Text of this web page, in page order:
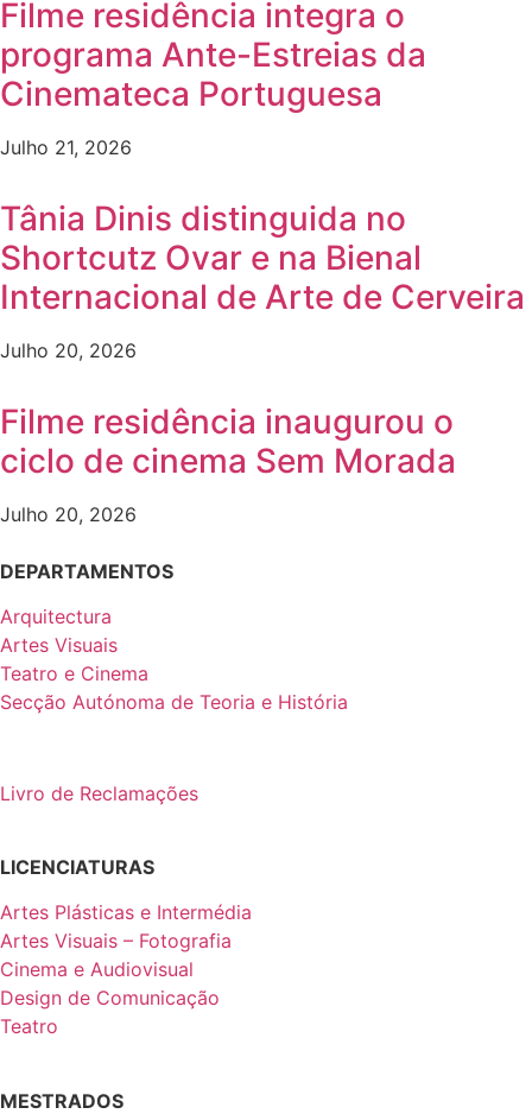
Filme residência integra o
programa Ante-Estreias da
Cinemateca Portuguesa
Julho 21, 2026
Tânia Dinis distinguida no
Shortcutz Ovar e na Bienal
Internacional de Arte de Cerveira
Julho 20, 2026
Filme residência inaugurou o
ciclo de cinema Sem Morada
Julho 20, 2026
DEPARTAMENTOS
Arquitectura
Artes Visuais
Teatro e Cinema
Secção Autónoma de Teoria e História
Livro de Reclamações
LICENCIATURAS
Artes Plásticas e Intermédia
Artes Visuais – Fotografia
Cinema e Audiovisual
Design de Comunicação
Teatro
MESTRADOS